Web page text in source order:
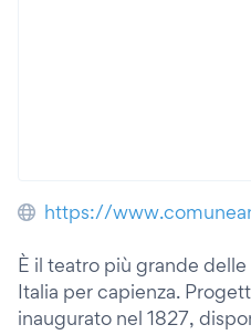
È il teatro più grande
Italia per capienza.
inaugurato nel 1827,